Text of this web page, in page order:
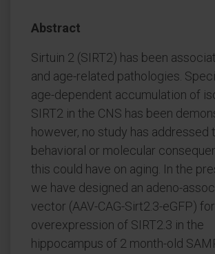
Abstract
Sirtuin 2 (SIRT2) has been
and age-related pathologies.
age-dependent accumulation of
SIRT2 in the CNS has been
however, no study has addressed
behavioral or molecular
this could have on aging. In the
we have designed an adeno-
vector (AAV-CAG-Sirt2.3-eGFP)
overexpression of SIRT2.3 in the
hippocampus of 2 month-old